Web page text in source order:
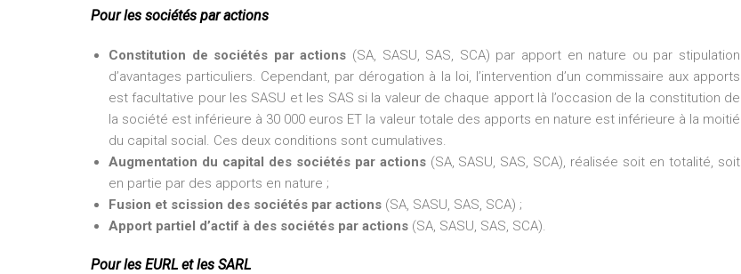
Pour les sociétés par actions
Constitution de sociétés par actions (SA, SASU, SAS, SCA) par apport en nature ou par stipulation
d’avantages particuliers. Cependant, par dérogation à la loi, l’intervention d’un commissaire aux apports
est facultative pour les SASU et les SAS si la valeur de chaque apport là l’occasion de la constitution de
la société est inférieure à 30 000 euros ET la valeur totale des apports en nature est inférieure à la moitié
du capital social. Ces deux conditions sont cumulatives.
Augmentation du capital des sociétés par actions(SA, SASU, SAS, SCA), réalisée soit en totalité, soit
en partie par des apports en nature ;
Fusion et scission des sociétés par actions (SA, SASU, SAS, SCA) ;
Apport partiel d’actif à des sociétés par actions (SA, SASU, SAS, SCA).
Pour les EURL et les SARL